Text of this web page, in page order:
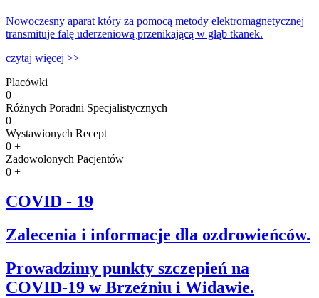
Nowoczesny aparat który za pomocą metody elektromagnetycznej
transmituje falę uderzeniową przenikającą w głąb tkanek.
czytaj więcej >>
Placówki
0
Różnych Poradni Specjalistycznych
0
Wystawionych Recept
0 +
Zadowolonych Pacjentów
0 +
COVID - 19
Zalecenia i informacje dla ozdrowieńców.
Prowadzimy punkty szczepień na
COVID-19 w Brzeźniu i Widawie.